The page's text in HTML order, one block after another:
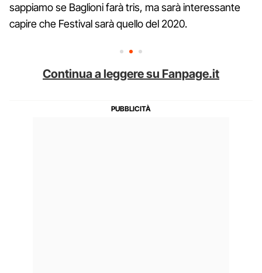
sappiamo se Baglioni farà tris, ma sarà interessante
capire che Festival sarà quello del 2020.
Continua a leggere su Fanpage.it